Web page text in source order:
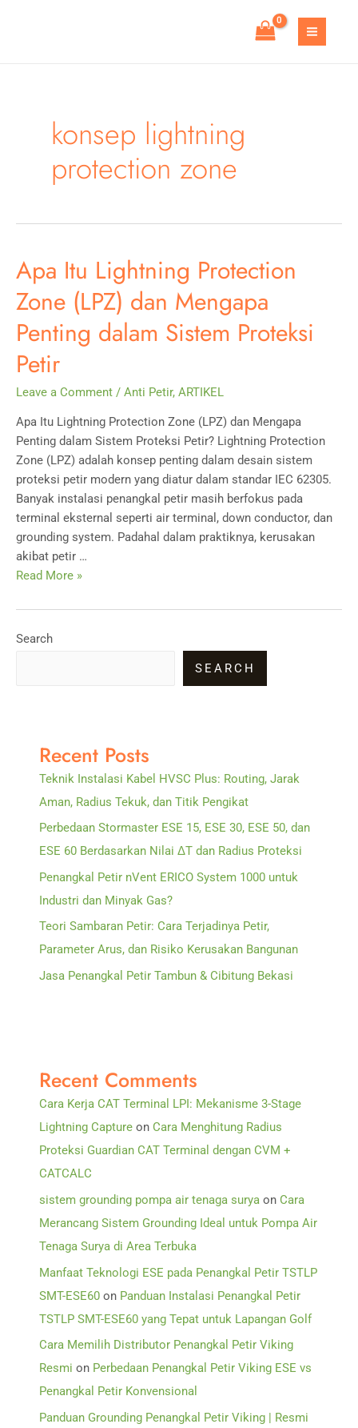
MAIN
konsep lightning
protection zone
Apa Itu Lightning Protection
Zone (LPZ) dan Mengapa
Penting dalam Sistem Proteksi
Petir
Leave a Comment / Anti Petir, ARTIKEL
Apa Itu Lightning Protection Zone (LPZ) dan Mengapa
Penting dalam Sistem Proteksi Petir? Lightning Protection
Zone (LPZ) adalah konsep penting dalam desain sistem
proteksi petir modern yang diatur dalam standar IEC 62305.
Banyak instalasi penangkal petir masih berfokus pada
terminal eksternal seperti air terminal, down conductor, dan
grounding system. Padahal dalam praktiknya, kerusakan
akibat petir …
Apa
Lightning
Protection
dalam
Proteksi
Petir
Read More »
Search
SEARCH
Recent Posts
Teknik Instalasi Kabel HVSC Plus: Routing, Jarak
Aman, Radius Tekuk, dan Titik Pengikat
Perbedaan Stormaster ESE 15, ESE 30, ESE 50, dan
ESE 60 Berdasarkan Nilai ΔT dan Radius Proteksi
Penangkal Petir nVent ERICO System 1000 untuk
Industri dan Minyak Gas?
Teori Sambaran Petir: Cara Terjadinya Petir,
Parameter Arus, dan Risiko Kerusakan Bangunan
Jasa Penangkal Petir Tambun & Cibitung Bekasi
Recent Comments
Cara Kerja CAT Terminal LPI: Mekanisme 3-Stage
Lightning Capture on Cara Menghitung Radius
Proteksi Guardian CAT Terminal dengan CVM +
CATCALC
sistem grounding pompa air tenaga surya on Cara
Merancang Sistem Grounding Ideal untuk Pompa Air
Tenaga Surya di Area Terbuka
Manfaat Teknologi ESE pada Penangkal Petir TSTLP
SMT-ESE60 on Panduan Instalasi Penangkal Petir
TSTLP SMT-ESE60 yang Tepat untuk Lapangan Golf
Cara Memilih Distributor Penangkal Petir Viking
Resmi on Perbedaan Penangkal Petir Viking ESE vs
Penangkal Petir Konvensional
Panduan Grounding Penangkal Petir Viking | Resmi